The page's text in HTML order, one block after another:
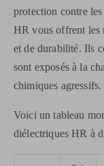
protection contre
HR vous offrent les
et de durabilité. Ils
sont exposés à la
chimiques agressifs.
Voici un tableau
diélectriques HR à